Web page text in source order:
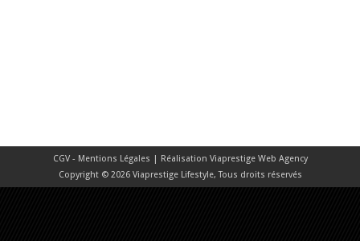
CGV - Mentions Légales | Réalisation Viaprestige Web Agency
Copyright © 2026 Viaprestige Lifestyle, Tous droits réservés